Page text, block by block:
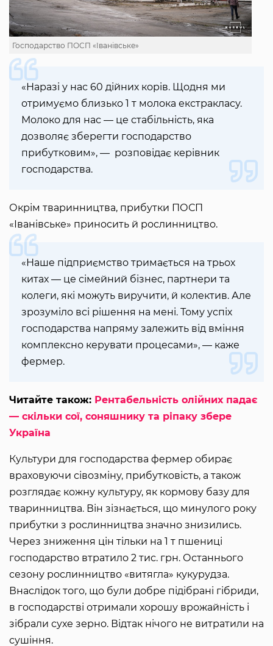
Господарство ПОСП «Іванівське»
«Наразі у нас 60 дійних корів. Щодня ми
отримуємо близько 1 т молока екстракласу.
Молоко для нас — це стабільність, яка
дозволяє зберегти господарство
прибутковим», — розповідає керівник
господарства.
Окрім тваринництва, прибутки ПОСП
«Іванівське» приносить й рослинництво.
«Наше підприємство тримається на трьох
китах — це сімейний бізнес, партнери та
колеги, які можуть виручити, й колектив. Але
зрозуміло всі рішення на мені. Тому успіх
господарства напряму залежить від вміння
комплексно керувати процесами», — каже
фермер.
Читайте також: Рентабельність олійних падає
— скільки сої, соняшнику та ріпаку збере
Україна
Культури для господарства фермер обирає
враховуючи сівозміну, прибутковість, а також
розглядає кожну культуру, як кормову базу для
тваринництва. Він зізнається, що минулого року
прибутки з рослинництва значно знизились.
Через зниження цін тільки на 1 т пшениці
господарство втратило 2 тис. грн. Останнього
сезону рослинництво «витягла» кукурудза.
Внаслідок того, що були добре підібрані гібриди,
в господарстві отримали хорошу врожайність і
зібрали сухе зерно. Відтак нічого не витратили на
сушіння.